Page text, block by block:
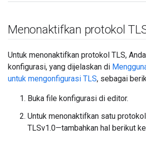
Menonaktifkan protokol
Untuk menonaktifkan protokol TLS,
konfigurasi, yang dijelaskan di
untuk mengonfigurasi TLS, sebagai
Buka file konfigurasi di editor.
Untuk menonaktifkan satu
TLSv1.0—tambahkan hal berikut